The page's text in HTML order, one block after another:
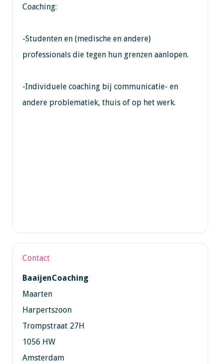
Coaching:
-Studenten en (medische en andere)
professionals die tegen hun grenzen aanlopen.
-Individuele coaching bij communicatie- en
andere problematiek, thuis of op het werk.
Contact
BaaijenCoaching
Maarten
Harpertszoon
Trompstraat 27H
1056 HW
Amsterdam